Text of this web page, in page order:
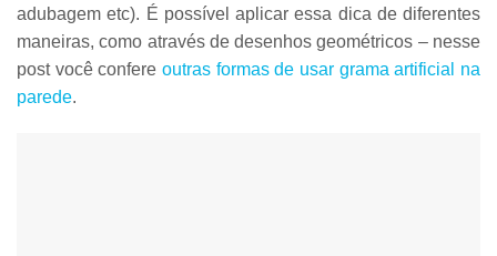
adubagem etc). É possível aplicar essa dica de diferentes
maneiras, como através de desenhos geométricos – nesse
post você confere outras formas de usar grama artificial na
parede.